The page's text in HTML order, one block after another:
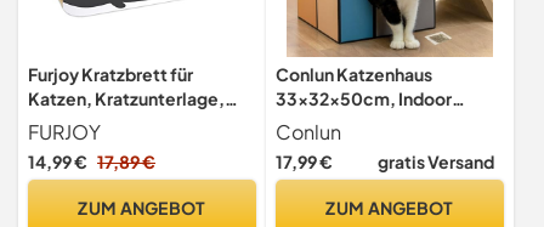
Furjoy Kratzbrett für
Katzen, Kratzunterlage,
wendbares Kratzpappe mit
Bio-Katzenminze [44 x 23
x 8cm, hochwertiger
Design]
FURJOY
14,99 € 17,89 €
ZUM ANGEBOT
Conlun Katzenhaus
33x32x50cm, Indoor
Kratzbrett Katze,
Kompakte Pappe
Conlun
17,99 € gratis Versand
ZUM ANGEBOT